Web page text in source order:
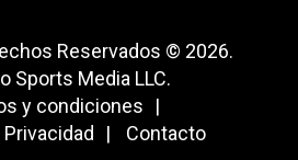
Reservados © 2026.
Sports Media LLC.
y condiciones
Contacto